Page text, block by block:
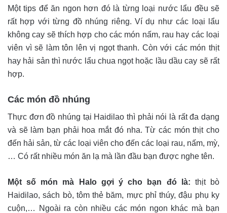
Một tips để ăn ngon hơn đó là từng loại nước lẩu đều sẽ
rất hợp với từng đồ nhúng riêng. Ví dụ như các loại lẩu
không cay sẽ thích hợp cho các món nấm, rau hay các loại
viên vì sẽ làm tôn lên vị ngọt thanh. Còn với các món thịt
hay hải sản thì nước lẩu chua ngọt hoặc lầu dầu cay sẽ rất
hợp.
Các món đồ nhúng
Thực đơn đồ nhúng tại Haidilao thì phải nói là rất đa dạng
và sẽ làm bạn phải hoa mắt đó nha. Từ các món thịt cho
đến hải sản, từ các loại viên cho đến các loại rau, nấm, mỳ,
… Có rất nhiều món ăn lạ mà lần đầu bạn được nghe tên.
Một số món mà Halo gợi ý cho bạn đó là: thịt bò
Haidilao, sách bò, tôm thẻ băm, mực phỉ thúy, đậu phụ ky
cuộn,… Ngoài ra còn nhiều các món ngon khác mà bạn